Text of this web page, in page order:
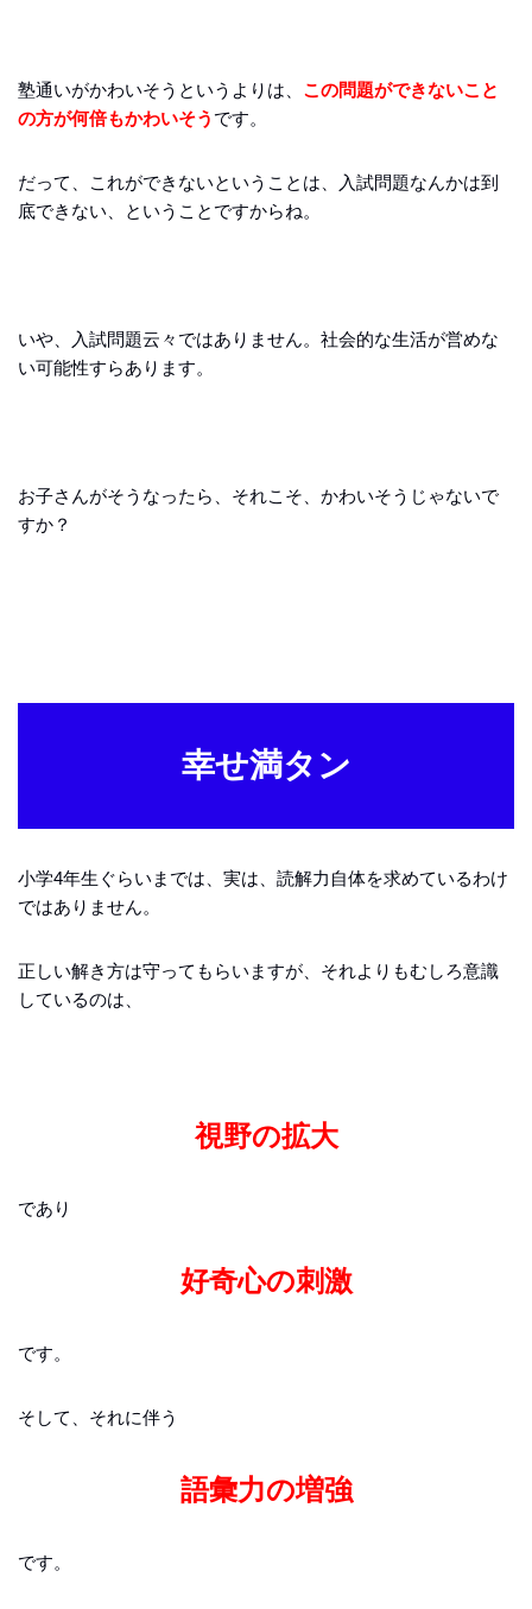
塾通いがかわいそうというよりは、 この問題ができないこと
の方が何倍もかわいそう です。
だって、これができないということは、入試問題なんかは到
底できない、ということですからね。
いや、入試問題云々ではありません。社会的な生活が営めな
い可能性すらあります。
お子さんがそうなったら、それこそ、かわいそうじゃないで
すか？
幸せ満タン
小学4年生ぐらいまでは、実は、読解力自体を求めているわけ
ではありません。
正しい解き方は守ってもらいますが、それよりもむしろ意識
しているのは、
視野の拡大
であり
好奇心の刺激
です。
そして、それに伴う
語彙力の増強
です。